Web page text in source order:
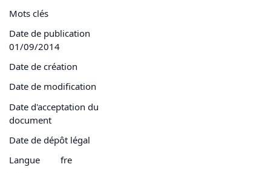
Mots clés
Date de publication
01/09/2014
Date de création
Date de modification
Date d'acceptation du
document
Date de dépôt légal
Langue
fre